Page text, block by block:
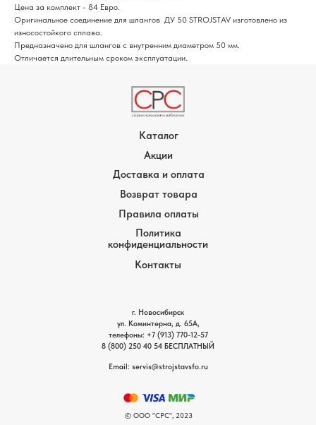
Цена за комплект - 84 Евро.
Оригинальное соединение для шлангов ДУ 50 STROJSTAV изготовлено из
износостойкого сплава.
Предназначено для шлангов с внутренним диаметром 50 мм.
Отличается длительным сроком эксплуатации.
Доставка и оплата
Возврат товара
Каталог
Акции
Контакты
Правила оплаты
Политика
конфиденциальности
© ООО "СРС", 2023
Email: servis@strojstavsfo.ru
г. Новосибирск
ул. Коминтерна, д. 65А,
телефоны: +7 (913) 770-12-57
8 (800) 250 40 54 БЕСПЛАТНЫЙ